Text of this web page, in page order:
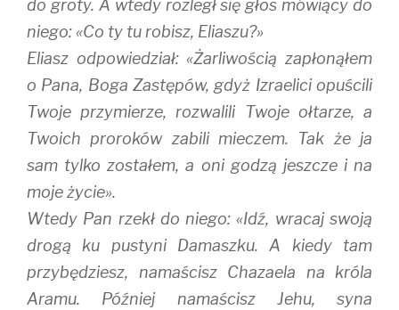
do groty. A wtedy rozległ się głos mówiący do
niego: «Co ty tu robisz, Eliaszu?»
Eliasz odpowiedział: «Żarliwością zapłonąłem
o Pana, Boga Zastępów, gdyż Izraelici opuścili
Twoje przymierze, rozwalili Twoje ołtarze, a
Twoich proroków zabili mieczem. Tak że ja
sam tylko zostałem, a oni godzą jeszcze i na
moje życie».
Wtedy Pan rzekł do niego: «Idź, wracaj swoją
drogą ku pustyni Damaszku. A kiedy tam
przybędziesz, namaścisz Chazaela na króla
Aramu. Później namaścisz Jehu, syna